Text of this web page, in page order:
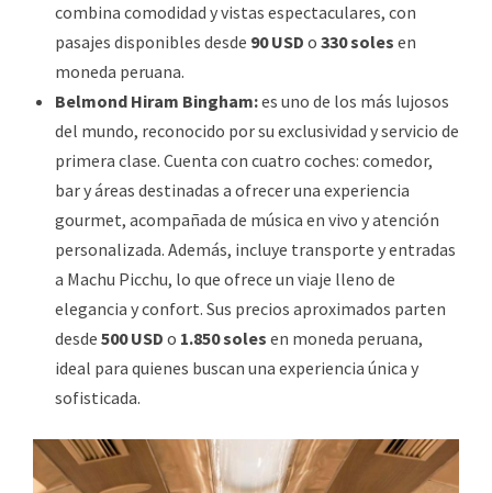
combina comodidad y vistas espectaculares, con
pasajes disponibles desde 90 USD o 330 soles en
moneda peruana.
Belmond Hiram Bingham:es uno de los más lujosos
del mundo, reconocido por su exclusividad y servicio de
primera clase. Cuenta con cuatro coches: comedor,
bar y áreas destinadas a ofrecer una experiencia
gourmet, acompañada de música en vivo y atención
personalizada. Además, incluye transporte y entradas
a Machu Picchu, lo que ofrece un viaje lleno de
elegancia y confort. Sus precios aproximados parten
desde 500 USD o 1.850 soles en moneda peruana,
ideal para quienes buscan una experiencia única y
sofisticada.